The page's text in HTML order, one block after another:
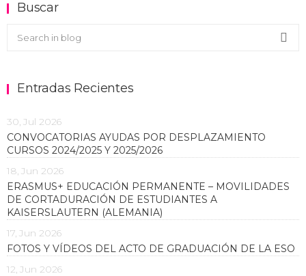
Buscar
Buscar en el blog
Entradas Recientes
30, Jul 2026
CONVOCATORIAS AYUDAS POR DESPLAZAMIENTO
CURSOS 2024/2025 Y 2025/2026
18, Jun 2026
ERASMUS+ EDUCACIÓN PERMANENTE – MOVILIDADES
DE CORTADURACIÓN DE ESTUDIANTES A
KAISERSLAUTERN (ALEMANIA)
17, Jun 2026
FOTOS Y VÍDEOS DEL ACTO DE GRADUACIÓN DE LA ESO
12, Jun 2026